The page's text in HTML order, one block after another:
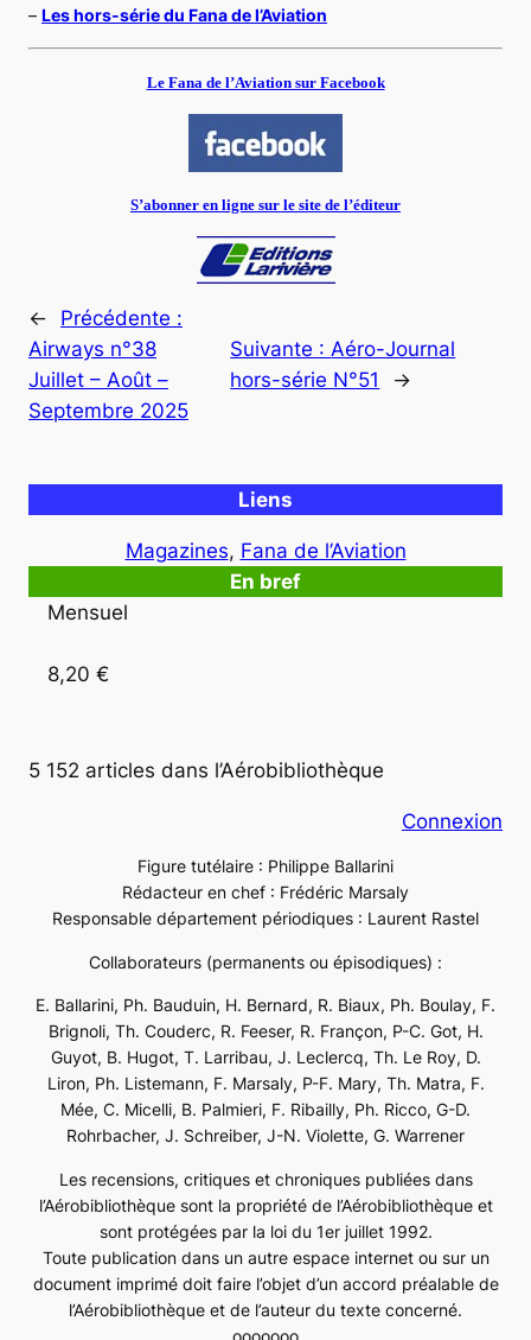
– Les hors-série du Fana de l’Aviation
Le Fana de l’Aviation sur Facebook
S’abonner en ligne sur le site de l’éditeur
←
Précédente :
Airways n°38
Juillet – Août –
Septembre 2025
Suivante : Aéro-Journal
hors-série N°51
→
Liens
Magazines, Fana de l’Aviation
En bref
Mensuel
8,20 €
5 152 articles dans l’Aérobibliothèque
Connexion
Figure tutélaire : Philippe Ballarini
Rédacteur en chef : Frédéric Marsaly
Responsable département périodiques : Laurent Rastel
Collaborateurs (permanents ou épisodiques) :
E. Ballarini, Ph. Bauduin, H. Bernard, R. Biaux, Ph. Boulay, F.
Brignoli, Th. Couderc, R. Feeser, R. Françon, P-C. Got, H.
Guyot, B. Hugot, T. Larribau, J. Leclercq, Th. Le Roy, D.
Liron, Ph. Listemann, F. Marsaly, P-F. Mary, Th. Matra, F.
Mée, C. Micelli, B. Palmieri, F. Ribailly, Ph. Ricco, G-D.
Rohrbacher, J. Schreiber, J-N. Violette, G. Warrener
Les recensions, critiques et chroniques publiées dans
l’Aérobibliothèque sont la propriété de l’Aérobibliothèque et
sont protégées par la loi du 1er juillet 1992.
Toute publication dans un autre espace internet ou sur un
document imprimé doit faire l’objet d’un accord préalable de
l’Aérobibliothèque et de l’auteur du texte concerné.
ooooooo